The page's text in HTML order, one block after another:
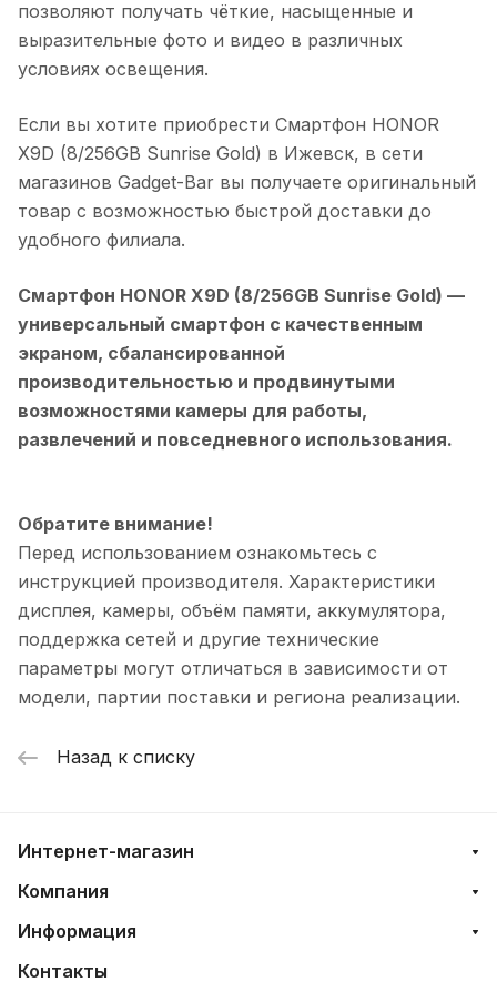
позволяют получать чёткие, насыщенные и
выразительные фото и видео в различных
условиях освещения.
Если вы хотите приобрести Смартфон HONOR
X9D (8/256GB Sunrise Gold) в Ижевск, в сети
магазинов Gadget-Bar вы получаете оригинальный
товар с возможностью быстрой доставки до
удобного филиала.
Смартфон HONOR X9D (8/256GB Sunrise Gold) —
универсальный смартфон с качественным
экраном, сбалансированной
производительностью и продвинутыми
возможностями камеры для работы,
развлечений и повседневного использования.
Обратите внимание!
Перед использованием ознакомьтесь с
инструкцией производителя. Характеристики
дисплея, камеры, объём памяти, аккумулятора,
поддержка сетей и другие технические
параметры могут отличаться в зависимости от
модели, партии поставки и региона реализации.
Назад к списку
Интернет-магазин
Компания
Информация
Контакты